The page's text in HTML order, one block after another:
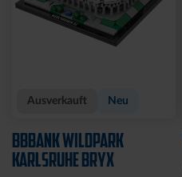
Ausverkauft Neu
BBBANK WILDPARK
KARLSRUHE BRYX